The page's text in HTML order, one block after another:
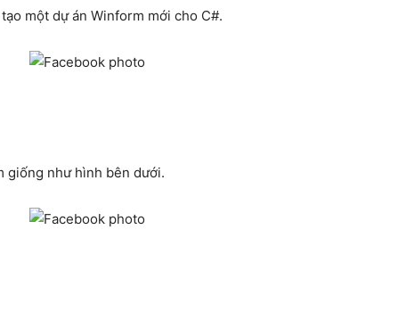
một dự án Winform mới cho C#.
giống như hình bên dưới.